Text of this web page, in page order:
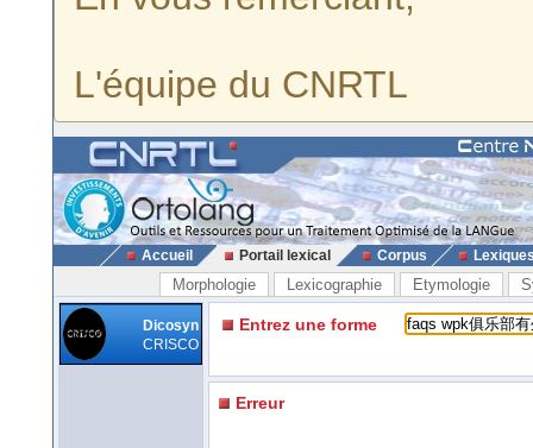
L'équipe du CNRTL
Accueil Portail lexical Corpus
Morphologie Lexicographie Etymologie
Dicosyn
CRISCO
Entrez une forme
Erreur